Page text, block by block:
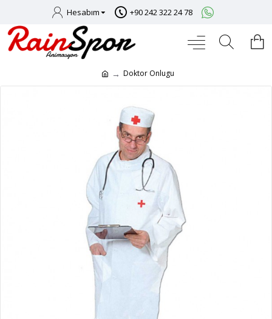
Hesabım +90 242 322 24 78
Doktor Onlugu